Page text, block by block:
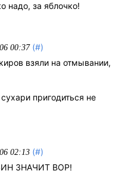
надо, за яблочко!
00:37 (#)
взяли на отмывании,
пригодиться не
02:13 (#)
ЗНАЧИТ ВОР!